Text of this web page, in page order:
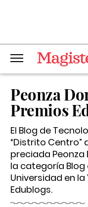
Peonza
Premios
El Blog de
“Distrito Centro”
preciada
la categoría
Universidad en la
Edublogs.